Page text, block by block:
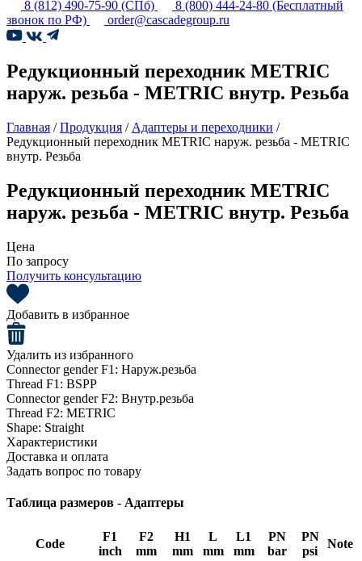
8 (812) 490-75-90 (СПб) 8 (800) 444-24-80 (Бесплатный
звонок по РФ)
order@cascadegroup.ru
Редукционный переходник METRIC
наруж. резьба - METRIC внутр. Резьба
Главная /Продукция / Адаптеры и переходники /
Редукционный переходник METRIC наруж. резьба - METRIC
внутр. Резьба
Редукционный переходник METRIC
наруж. резьба - METRIC внутр. Резьба
Цена
По запросу
Получить консультацию
Добавить в избранное
Удалить из избранного
Connector gender F1: Наруж.резьба
Thread F1: BSPP
Connector gender F2: Внутр.резьба
Thread F2: METRIC
Shape: Straight
Характеристики
Доставка и оплата
Задать вопрос по товару
Таблица размеров - Адаптеры
Code
F1
inch
F2
mm
H1
mm
L
mm
L1
mm
PN
bar
PN
psi
Note